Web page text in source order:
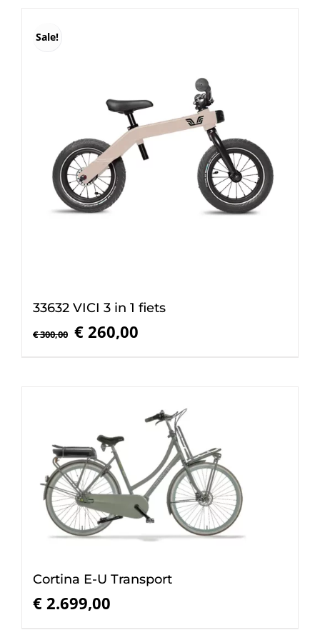
Sale!
33632 VICI 3 in 1 fiets
€300,00
Oorspronkelijke
€ 260,00
Cortina E-U Transport
€ 2.699,00